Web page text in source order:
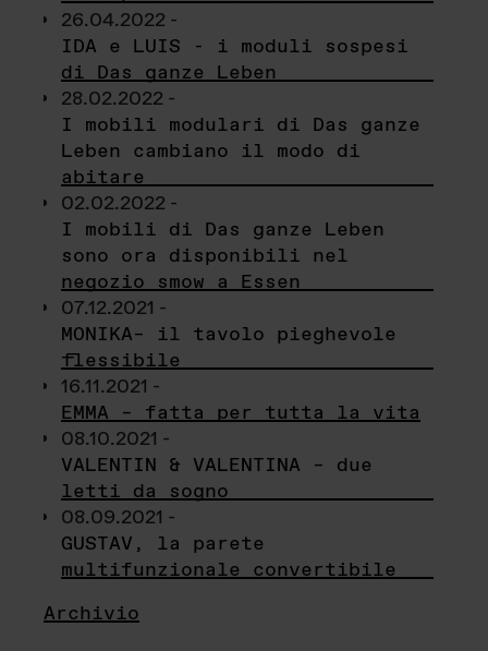
26.04.2022 -
IDA e LUIS - i moduli sospesi
di Das ganze Leben
28.02.2022 -
I mobili modulari di Das ganze
Leben cambiano il modo di
abitare
02.02.2022 -
I mobili di Das ganze Leben
sono ora disponibili nel
negozio smow a Essen
07.12.2021 -
MONIKA– il tavolo pieghevole
flessibile
16.11.2021 -
EMMA – fatta per tutta la vita
08.10.2021 -
VALENTIN & VALENTINA – due
letti da sogno
08.09.2021 -
GUSTAV, la parete
multifunzionale convertibile
Archivio